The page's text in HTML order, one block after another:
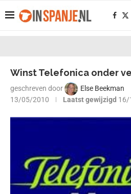
Winst Telefonica onder
geschreven door Else Beekman
13/05/2010
Laatst gewijzigd 16/